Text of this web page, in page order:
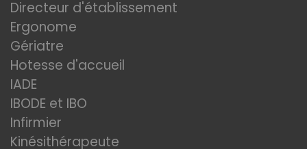
Directeur d'établissement
Ergonome
Gériatre
Hotesse d'accueil
IADE
IBODE et IBO
Infirmier
Kinésithérapeute